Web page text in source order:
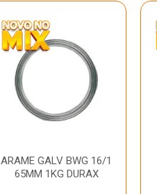
ARAME GALV BWG 16/1
65MM 1KG DURAX